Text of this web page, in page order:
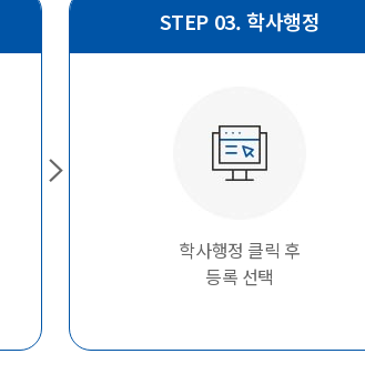
STEP 03. 학사행정
학사행정 클릭 후
등록 선택